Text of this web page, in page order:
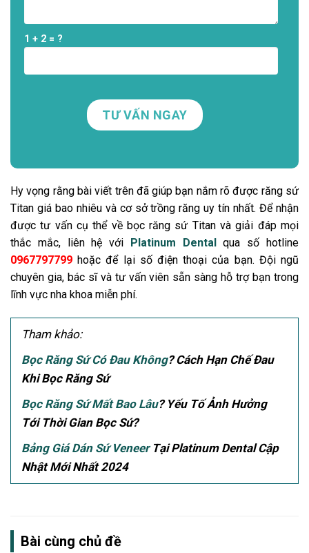
1 + 2 = ?
Hy vọng rằng bài viết trên đã giúp bạn nắm rõ được răng sứ
Titan giá bao nhiêu và cơ sở trồng răng uy tín nhất. Để nhận
được tư vấn cụ thể về bọc răng sứ Titan và giải đáp mọi
thắc mắc, liên hệ với
Platinum Dentalqua số hotline
0967797799 hoặc để lại số điện thoại của bạn. Đội ngũ
chuyên gia, bác sĩ và tư vấn viên sẵn sàng hỗ trợ bạn trong
lĩnh vực nha khoa miễn phí.
Tham khảo:
Bọc Răng Sứ Có Đau Không? Cách Hạn Chế Đau
Khi Bọc Răng Sứ
Bọc Răng Sứ Mất Bao Lâu? Yếu Tố Ảnh Hưởng
Tới Thời Gian Bọc Sứ?
Bảng Giá Dán Sứ VeneerTại Platinum Dental Cập
Nhật Mới Nhất 2024
Bài cùng chủ đề